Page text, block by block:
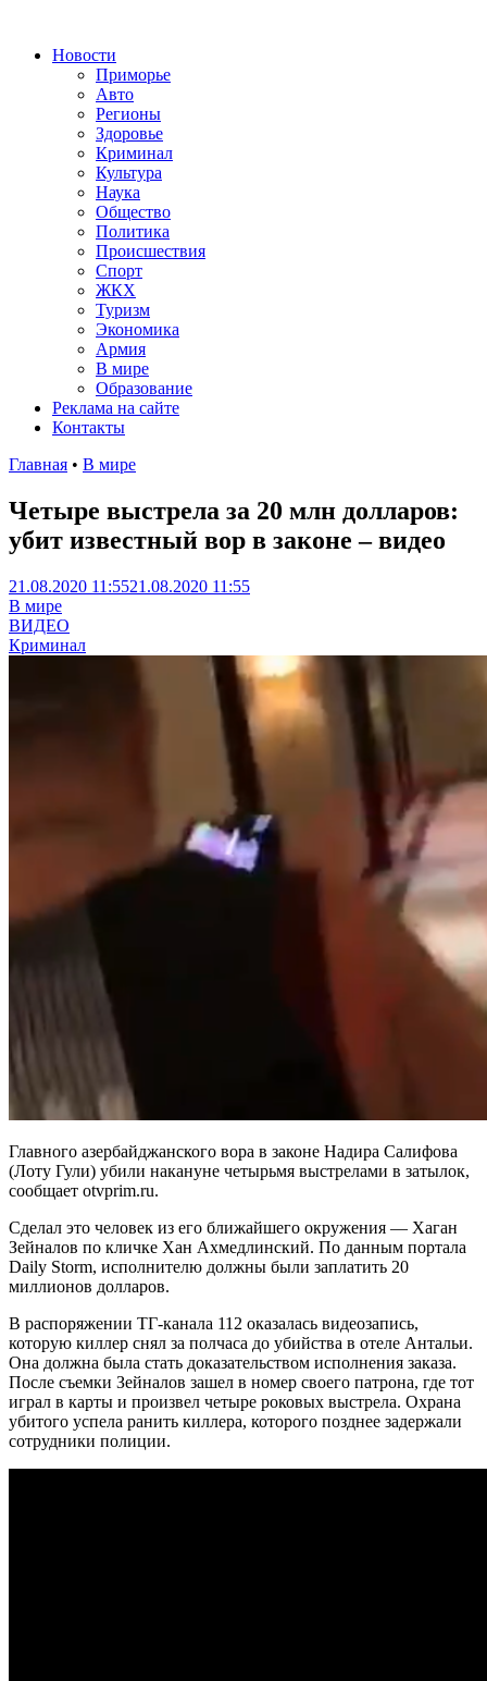
Новости
Приморье
Авто
Регионы
Здоровье
Криминал
Культура
Наука
Общество
Политика
Происшествия
Спорт
ЖКХ
Туризм
Экономика
Армия
В мире
Образование
Реклама на сайте
Контакты
Главная • В мире
Четыре выстрела за 20 млн долларов:
убит известный вор в законе – видео
21.08.2020 11:5521.08.2020 11:55
В мире
ВИДЕО
Криминал
Главного азербайджанского вора в законе Надира Салифова
(Лоту Гули) убили накануне четырьмя выстрелами в затылок,
сообщает otvprim.ru.
Сделал это человек из его ближайшего окружения — Хаган
Зейналов по кличке Хан Ахмедлинский. По данным портала
Daily Storm, исполнителю должны были заплатить 20
миллионов долларов.
В распоряжении ТГ-канала 112 оказалась видеозапись,
которую киллер снял за полчаса до убийства в отеле Антальи.
Она должна была стать доказательством исполнения заказа.
После съемки Зейналов зашел в номер своего патрона, где тот
играл в карты и произвел четыре роковых выстрела. Охрана
убитого успела ранить киллера, которого позднее задержали
сотрудники полиции.